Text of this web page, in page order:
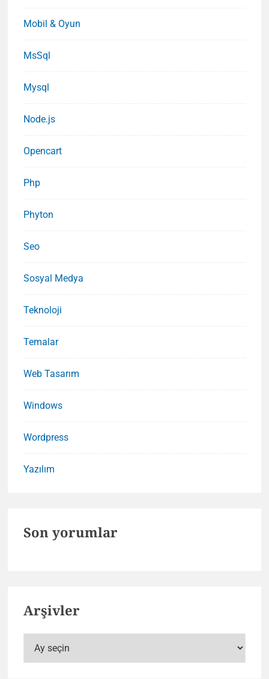
Mobil & Oyun
MsSql
Mysql
Node.js
Opencart
Php
Phyton
Seo
Sosyal Medya
Teknoloji
Temalar
Web Tasarım
Windows
Wordpress
Yazılım
Son yorumlar
Arşivler